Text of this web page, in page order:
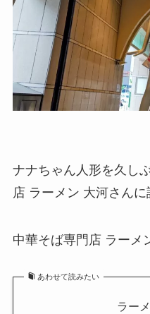
ナナちゃん人形を久し
店 ラーメン 大河さん
中華そば専門店 ラーメ
あわせて読みたい
ラー